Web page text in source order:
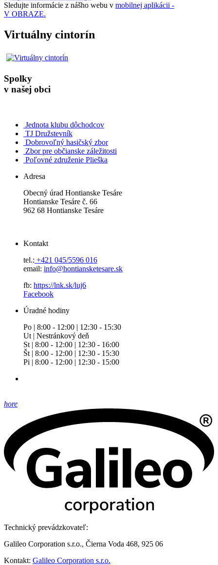
Sledujte informácie z nášho webu v mobilnej aplikácii -
V OBRAZE.
Virtuálny cintorín
Spolky
v našej obci
Jednota klubu dôchodcov
TJ Družstevník
Dobrovoľný hasičský zbor
Zbor pre občianske záležitosti
Poľovné združenie Plieška
Adresa
Obecný úrad Hontianske Tesáre
Hontianske Tesáre č. 66
962 68 Hontianske Tesáre
Kontakt
tel.: +421 045/5596 016
email: info@hontiansketesare.sk
fb: https://lnk.sk/luj6
Facebook
Úradné hodiny
Po | 8:00 - 12:00 | 12:30 - 15:30
Ut | Nestránkový deň
St | 8:00 - 12:00 | 12:30 - 16:00
Št | 8:00 - 12:00 | 12:30 - 15:30
Pi | 8:00 - 12:00 | 12:30 - 15:00
hore
Technický prevádzkovateľ:
Galileo Corporation s.r.o., Čierna Voda 468, 925 06
Kontakt: Galileo Corporation s.r.o.